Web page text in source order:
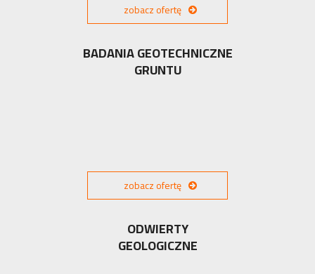
zobacz ofertę
BADANIA GEOTECHNICZNE
GRUNTU
zobacz ofertę
ODWIERTY
GEOLOGICZNE